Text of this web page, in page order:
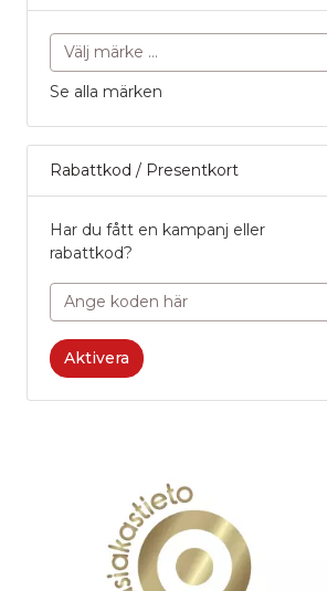
Se alla märken
Rabattkod / Presentkort
Har du fått en kampanj eller
rabattkod?
Aktivera